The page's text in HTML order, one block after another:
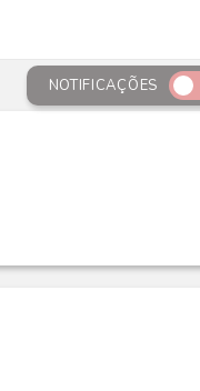
NOTIFICAÇÕES